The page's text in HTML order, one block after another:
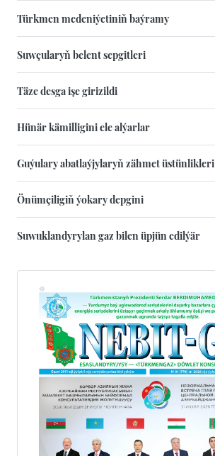
Türkmen medeniýetiniň baýramy
Suwçularyň belent sepgitleri
Täze desga işe girizildi
Hünär kämilligini ele alýarlar
Guýulary abatlaýjylaryň zähmet üstünlikleri
Önümçiligiň ýokary depgini
Suwuklandyrylan gaz bilen üpjün edilýär